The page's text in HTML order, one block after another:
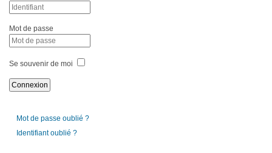
Mot de passe
Se souvenir de moi
Mot de passe oublié ?
Identifiant oublié ?